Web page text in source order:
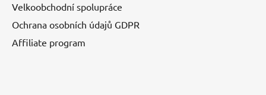
Velkoobchodní spolupráce
Ochrana osobních údajů GDPR
Affiliate program